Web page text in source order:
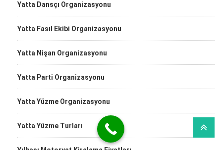
Yatta Dansçı Organizasyonu
Yatta Fasıl Ekibi Organizasyonu
Yatta Nişan Organizasyonu
Yatta Parti Organizasyonu
Yatta Yüzme Organizasyonu
Yatta Yüzme Turları